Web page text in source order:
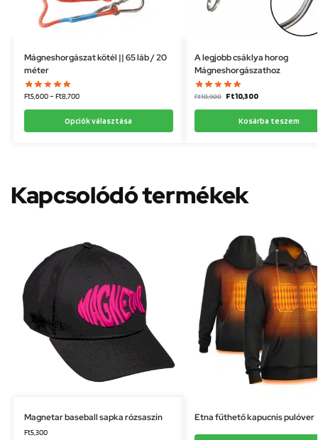
Mágneshorgászat kötél || 65 láb / 20
méter
Ft5,600– Ft8,700
Opciók választása
A legjobb csáklya horog
Mágneshorgászathoz
Ft10,900 Ft10,300
Kosárba teszem
Kapcsolódó termékek
Magnetar baseball sapka rózsaszín
Ft5,300
Etna fűthető kapucnis pulóver